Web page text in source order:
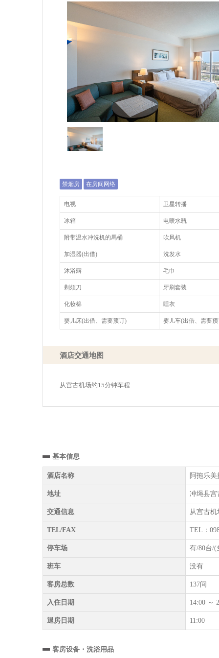
禁烟房 在房间网络
电视 卫星转播
冰箱 电暖水瓶
附带温水冲洗机的馬桶 吹风机
加湿器(出借) 洗发水
沐浴露 毛巾
剃须刀 牙刷套装
化妆棉 睡衣
婴儿床(出借、需要预订) 婴儿车(出借、需要
酒店交通地图
从宫古机场约15分钟车程
基本信息
酒店名称 阿拖乐美
地址 冲绳县宫
交通信息 从宫古机
TEL/FAX TEL：
停车场 有/80台/(
班车 没有
客房总数 137间
入住日期 14:00 ～
退房日期 11:00
客房设备・洗浴用品